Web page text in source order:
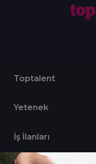
Toptalent
Yetenek
İş İlanları